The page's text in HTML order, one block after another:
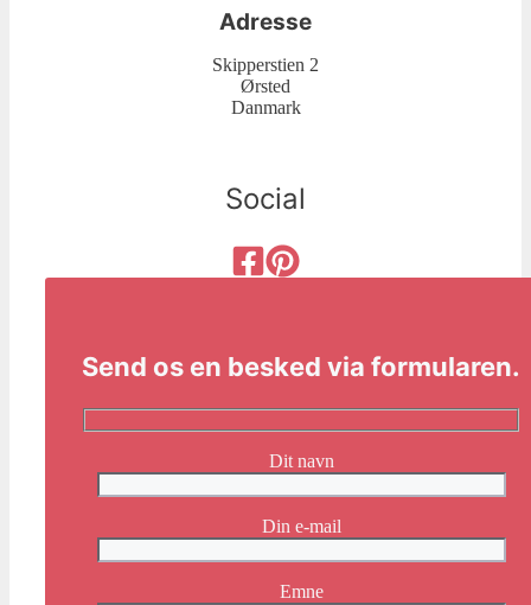
Adresse
Skipperstien 2
Ørsted
Danmark
Social
Send os en besked via formularen.
Dit navn
Din e-mail
Emne